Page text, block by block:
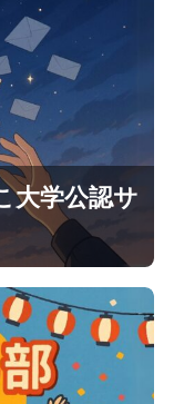
大学公認サ